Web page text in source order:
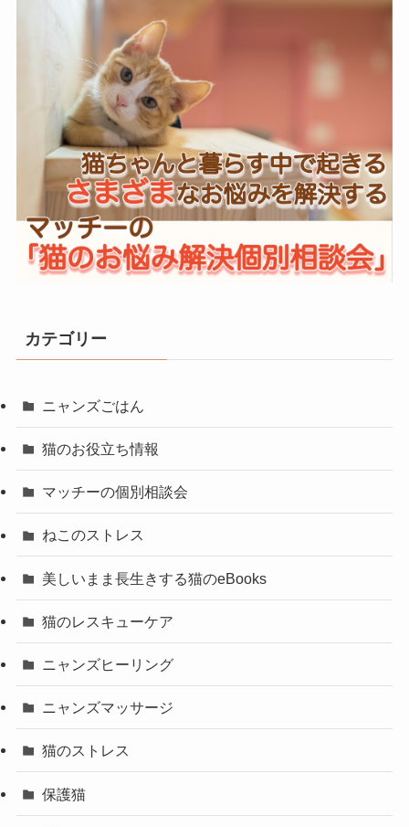
カテゴリー
ニャンズごはん
猫のお役立ち情報
マッチーの個別相談会
ねこのストレス
美しいまま長生きする猫のeBooks
猫のレスキューケア
ニャンズヒーリング
ニャンズマッサージ
猫のストレス
保護猫